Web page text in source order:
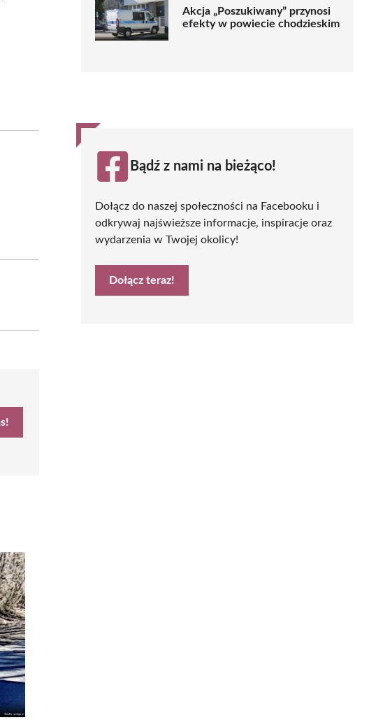
Akcja „Poszukiwany” przynosi
efekty w powiecie chodzieskim
Bądź z nami na bieżąco!
Dołącz do naszej społeczności na Facebooku i
odkrywaj najświeższe informacje, inspiracje oraz
wydarzenia w Twojej okolicy!
Dołącz teraz!